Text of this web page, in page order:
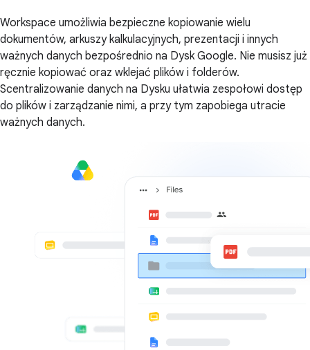
Workspace umożliwia bezpieczne kopiowanie wielu
dokumentów, arkuszy kalkulacyjnych, prezentacji i innych
ważnych danych bezpośrednio na Dysk Google. Nie musisz już
ręcznie kopiować oraz wklejać plików i folderów.
Scentralizowanie danych na Dysku ułatwia zespołowi dostęp
do plików i zarządzanie nimi, a przy tym zapobiega utracie
ważnych danych.